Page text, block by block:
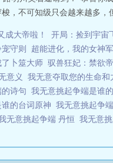
，不可知级只会越来越多
成大帝啦！ 开局：捡到宇宙
守则 超能进化，我的女神军
卜筮大师 驭兽狂妃：禁欲
意义 我无意夺取您的生命和
的诗句 我无意挑起争端是谁
的台词原神 我无意挑起争
无意挑起争端 丹恒 我无意